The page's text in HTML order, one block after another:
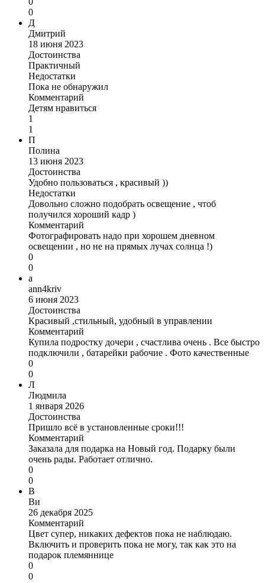
0
Д
Дмитрий
18 июня 2023
Достоинства
Практичный
Недостатки
Пока не обнаружил
Комментарий
Детям нравиться
1
1
П
Полина
13 июня 2023
Достоинства
Удобно пользоваться , красивый ))
Недостатки
Довольно сложно подобрать освещение , чтоб
получился хороший кадр )
Комментарий
Фотографировать надо при хорошем дневном
освещении , но не на прямых лучах солнца !)
0
0
a
ann4kriv
6 июня 2023
Достоинства
Красивый ,стильный, удобный в управлении
Комментарий
Купила подростку дочери , счастлива очень . Все быстро
подключили , батарейки рабочие . Фото качественные
0
0
Л
Людмила
1 января 2026
Достоинства
Пришло всё в установленные сроки!!!
Комментарий
Заказала для подарка на Новый год. Подарку были
очень рады. Работает отлично.
0
0
В
Ви
26 декабря 2025
Комментарий
Цвет супер, никаких дефектов пока не наблюдаю.
Включить и проверить пока не могу, так как это на
подарок племяннице
0
0